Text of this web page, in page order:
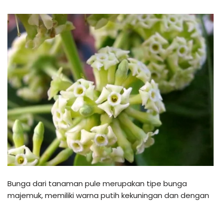
Bunga dari tanaman pule merupakan tipe bunga
majemuk, memiliki warna putih kekuningan dan dengan